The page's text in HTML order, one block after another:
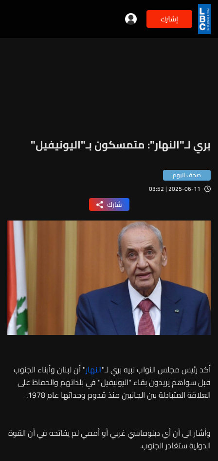
إشترك
بري لـ"النهار": متمسكون بـ"اليونيفيل"
صحف اليوم
2025-06-11 | 03:52
شارك
أكد رئيس مجلس النواب نبيه بري لـ"النهار" أن لبنان وأبناء الجنوب
قبل سواهم يريدون بقاء "اليونيفيل" في بلداتهم والحفاظ على
العلاقة المتبادلة بين الجانبين منذ قدوم وحداتها عام 1978.
وأشار الى أن أي دبلوماسي غربي أو أممي لم يفاتحه في أن القوة
الدولية ستغادر الجنوب.